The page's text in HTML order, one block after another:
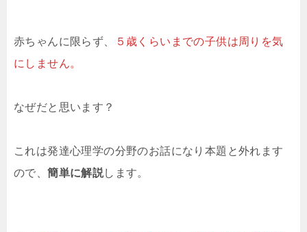
赤ちゃんに限らず、
５歳くらいまでの子供は周りを気
にしません。
なぜだと思います？
これは発達心理学の分野のお話になり本題と外れます
ので、簡単に解説します。